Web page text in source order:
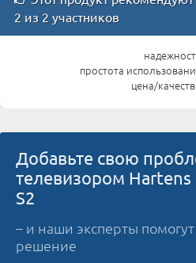
2 из 2 участников
простота
цена/
Добавьте свою
телевизором Hartens
S2
– и наши эксперты
решение